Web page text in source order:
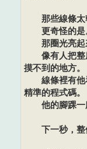
那些線條太乾
更奇怪的是
那圈光亮起來
像有人把整
摸不到的地方。
線條裡有他
精準的程式碼。
他的腳踝一
下一秒，整